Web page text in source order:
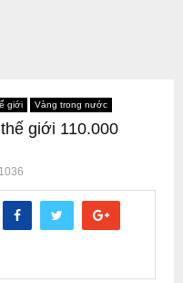
giới Vàng trong nước
giới 110.000
1036